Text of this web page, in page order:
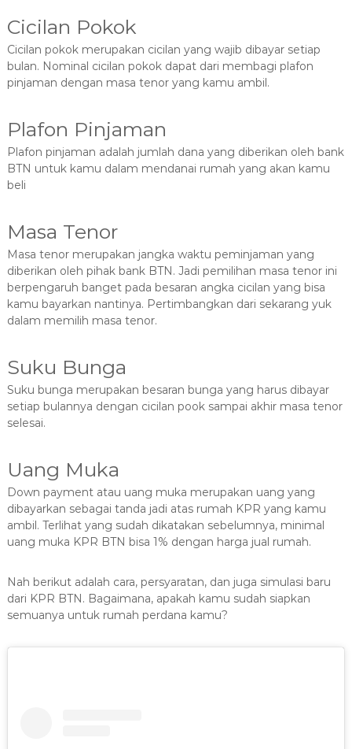
Cicilan Pokok
Cicilan pokok merupakan cicilan yang wajib dibayar setiap
bulan. Nominal cicilan pokok dapat dari membagi plafon
pinjaman dengan masa tenor yang kamu ambil.
Plafon Pinjaman
Plafon pinjaman adalah jumlah dana yang diberikan oleh bank
BTN untuk kamu dalam mendanai rumah yang akan kamu
beli
Masa Tenor
Masa tenor merupakan jangka waktu peminjaman yang
diberikan oleh pihak bank BTN. Jadi pemilihan masa tenor ini
berpengaruh banget pada besaran angka cicilan yang bisa
kamu bayarkan nantinya. Pertimbangkan dari sekarang yuk
dalam memilih masa tenor.
Suku Bunga
Suku bunga merupakan besaran bunga yang harus dibayar
setiap bulannya dengan cicilan pook sampai akhir masa tenor
selesai.
Uang Muka
Down payment atau uang muka merupakan uang yang
dibayarkan sebagai tanda jadi atas rumah KPR yang kamu
ambil. Terlihat yang sudah dikatakan sebelumnya, minimal
uang muka KPR BTN bisa 1% dengan harga jual rumah.
Nah berikut adalah cara, persyaratan, dan juga simulasi baru
dari KPR BTN. Bagaimana, apakah kamu sudah siapkan
semuanya untuk rumah perdana kamu?